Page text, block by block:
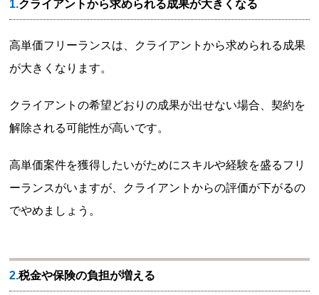
1.クライアントから求められる成果が大きくなる
高単価フリーランスは、クライアントから求められる成果
が大きくなります。
クライアントの希望どおりの成果が出せない場合、契約を
解除される可能性が高いです。
高単価案件を獲得したいがためにスキルや経験を盛るフリ
ーランスがいますが、クライアントからの評価が下がるの
でやめましょう。
2.税金や保険の負担が増える